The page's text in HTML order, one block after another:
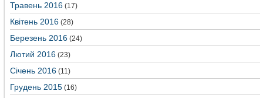
Травень 2016 (17)
Квітень 2016 (28)
Березень 2016 (24)
Лютий 2016 (23)
Січень 2016 (11)
Грудень 2015 (16)